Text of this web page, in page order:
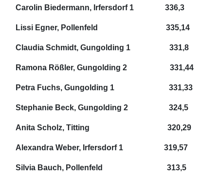
Carolin Biedermann, Irfersdorf 1 336,3
Lissi Egner, Pollenfeld 335,14
Claudia Schmidt, Gungolding 1 331,8
Ramona Rößler, Gungolding 2 331,44
Petra Fuchs, Gungolding 1 331,33
Stephanie Beck, Gungolding 2 324,5
Anita Scholz, Titting 320,29
Alexandra Weber, Irfersdorf 1 319,57
Silvia Bauch, Pollenfeld 313,5